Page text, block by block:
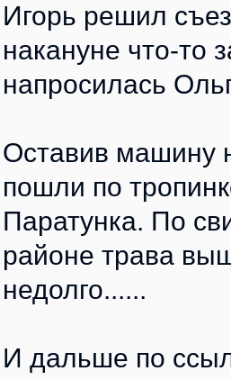
Игорь решил
накануне что-то
напросилась
Оставив машину
пошли по
Паратунка. По
районе трава
недолго......
И дальше по